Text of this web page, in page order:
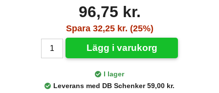
96,75 kr.
Spara 32,25 kr. (25%)
Lägg i varukorg
I lager
Leverans med DB Schenker 59,00 kr.